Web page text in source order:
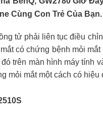
Cùng Con Trẻ Của Bạn.
tử phải liên tục điều
có chứng bệnh mỏi
trên màn hình máy
mỏi mắt một cách có hiệu